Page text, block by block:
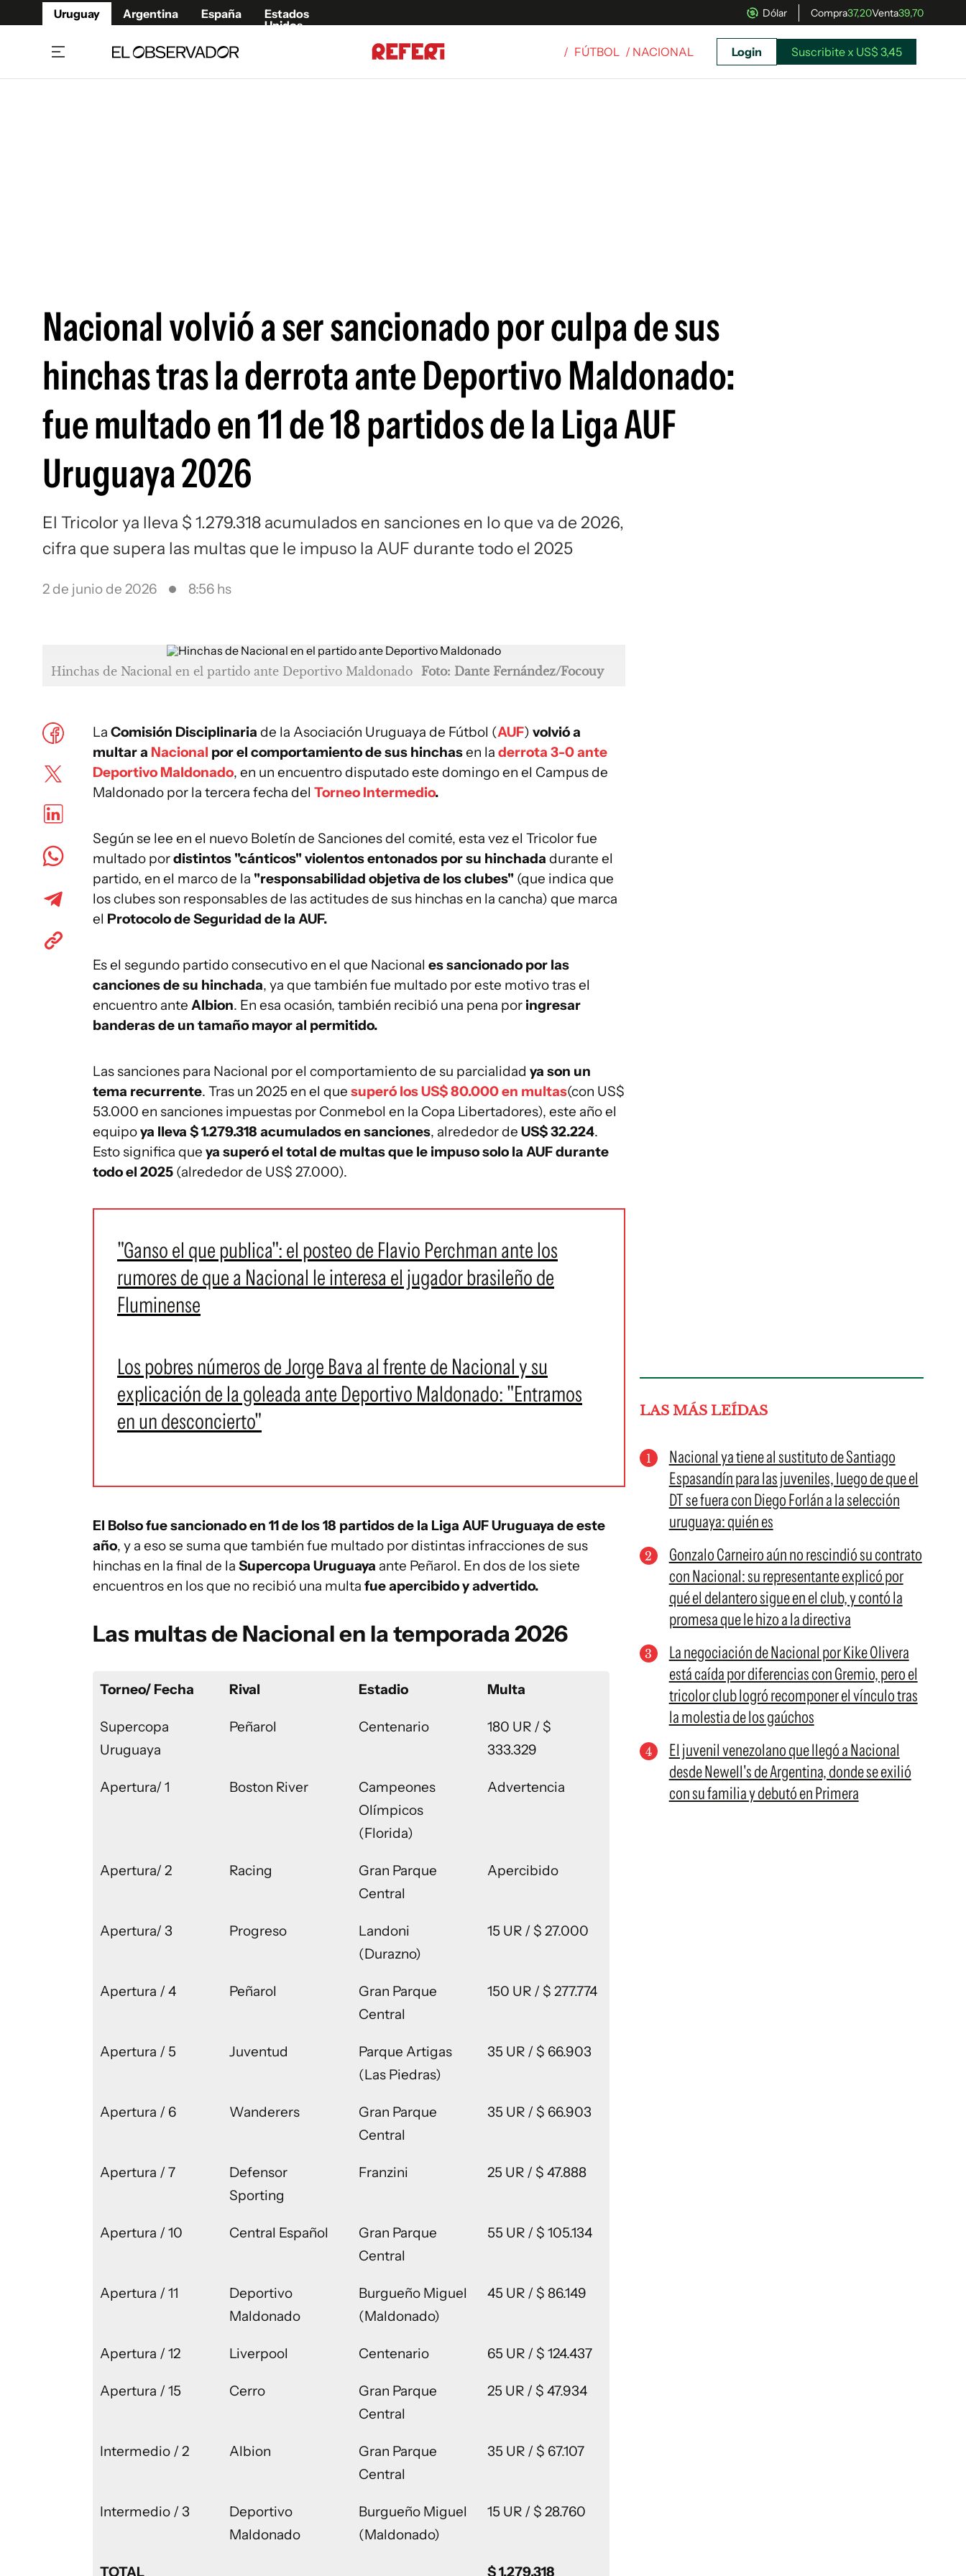
Uruguay Argentina España
Estados
Unidos
Dólar Compra37,20Venta39,70
Siguenos en:
/ FÚTBOL / NACIONAL Login Suscribite x US$ 3,45
Nacional volvió a ser sancionado por culpa de sus
hinchas tras la derrota ante Deportivo Maldonado:
fue multado en 11 de 18 partidos de la Liga AUF
Uruguaya 2026
El Tricolor ya lleva $ 1.279.318 acumulados en sanciones en lo que va de 2026,
cifra que supera las multas que le impuso la AUF durante todo el 2025
2 de junio de 2026 8:56 hs
Hinchas de Nacional en el partido ante Deportivo Maldonado Foto: Dante Fernández/Focouy
La Comisión Disciplinaria de la Asociación Uruguaya de Fútbol (AUF) volvió a
multar a Nacional por el comportamiento de sus hinchasen la derrota 3-0 ante
Deportivo Maldonado, en un encuentro disputado este domingo en el Campus de
Maldonado por la tercera fecha del Torneo Intermedio.
Según se lee en el nuevo Boletín de Sanciones del comité, esta vez el Tricolor fue
multado pordistintos "cánticos" violentos entonados por su hinchada durante el
partido, en el marco de la "responsabilidad objetiva de los clubes" (que indica que
los clubes son responsables de las actitudes de sus hinchas en la cancha) que marca
el Protocolo de Seguridad de la AUF.
Es el segundo partido consecutivo en el que Nacional es sancionado por las
canciones de su hinchada, ya que también fue multado por este motivo tras el
encuentro ante Albion. En esa ocasión, también recibió una pena por ingresar
banderas de un tamaño mayor al permitido.
Las sanciones para Nacional por el comportamiento de su parcialidad ya son un
tema recurrente. Tras un 2025 en el que superó los US$ 80.000 en multas(con US$
53.000 en sanciones impuestas por Conmebol en la Copa Libertadores), este año el
equipoya lleva $ 1.279.318 acumulados en sanciones, alrededor de US$ 32.224.
Esto significa que ya superó el total de multas que le impuso solo la AUF durante
todo el 2025 (alrededor de US$ 27.000).
"Ganso el que publica": el posteo de Flavio Perchman ante los
rumores de que a Nacional le interesa el jugador brasileño de
Fluminense
Los pobres números de Jorge Bava al frente de Nacional y su
explicación de la goleada ante Deportivo Maldonado: "Entramos
en un desconcierto"
El Bolso fue sancionado en 11 de los 18 partidos de la Liga AUF Uruguaya de este
año, y a eso se suma que también fue multado por distintas infracciones de sus
hinchas en la final de la Supercopa Uruguaya ante Peñarol. En dos de los siete
encuentros en los que no recibió una multa fue apercibido y advertido.
Las multas de Nacional en la temporada 2026
Torneo/ Fecha Rival Estadio Multa
Supercopa
Uruguaya
Peñarol Centenario
180 UR / $
333.329
Apertura/ 1 Boston River
Campeones
Olímpicos
(Florida)
Advertencia
Apertura/ 2 Racing
Gran Parque
Central
Apercibido
Apertura/ 3 Progreso
Landoni
(Durazno)
15 UR / $ 27.000
Apertura / 4 Peñarol
Gran Parque
Central
150 UR / $ 277.774
Apertura / 5 Juventud
Parque Artigas
(Las Piedras)
35 UR / $ 66.903
Apertura / 6 Wanderers
Gran Parque
Central
35 UR / $ 66.903
Apertura / 7
Defensor
Sporting
Franzini 25 UR / $ 47.888
Apertura / 10 Central Español
Gran Parque
Central
55 UR / $ 105.134
Apertura / 11
Deportivo
Maldonado
Burgueño Miguel
(Maldonado)
45 UR / $ 86.149
Apertura / 12 Liverpool Centenario 65 UR / $ 124.437
Apertura / 15 Cerro
Gran Parque
Central
25 UR / $ 47.934
Intermedio / 2 Albion
Gran Parque
Central
35 UR / $ 67.107
Intermedio / 3
Deportivo
Maldonado
Burgueño Miguel
(Maldonado)
15 UR / $ 28.760
TOTAL $ 1.279.318
LAS MÁS LEÍDAS
Nacional ya tiene al sustituto de Santiago
Espasandín para las juveniles, luego de que el
DT se fuera con Diego Forlán a la selección
uruguaya: quién es
Gonzalo Carneiro aún no rescindió su contrato
con Nacional: su representante explicó por
qué el delantero sigue en el club, y contó la
promesa que le hizo a la directiva
La negociación de Nacional por Kike Olivera
está caída por diferencias con Gremio, pero el
tricolor club logró recomponer el vínculo tras
la molestia de los gaúchos
El juvenil venezolano que llegó a Nacional
desde Newell's de Argentina, donde se exilió
con su familia y debutó en Primera